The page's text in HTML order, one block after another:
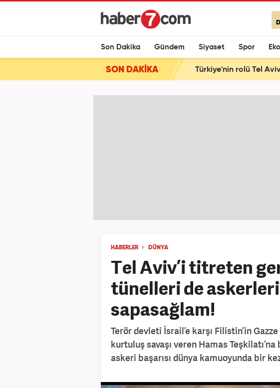
Son Dakika Gündem Siyaset Spor
SON DAKİKA Türkiye'nin rolü Tel
HABERLER DÜNYA
Tel Aviv’i titreten
tünelleri de
sapasağlam!
Terör devleti İsrail’e karşı Filistin’in
kurtuluş savaşı veren Hamas Teşkilatı’na
askeri başarısı dünya kamuoyunda bir